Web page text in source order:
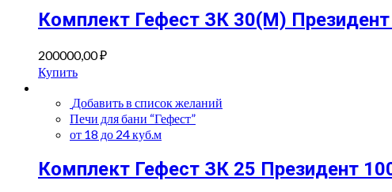
Комплект Гефест ЗК 30(М)
200000,00₽
Купить
Добавить в список желаний
Печи для бани “Гефест”
от 18 до 24 куб.м
Комплект Гефест ЗК 25 Президент